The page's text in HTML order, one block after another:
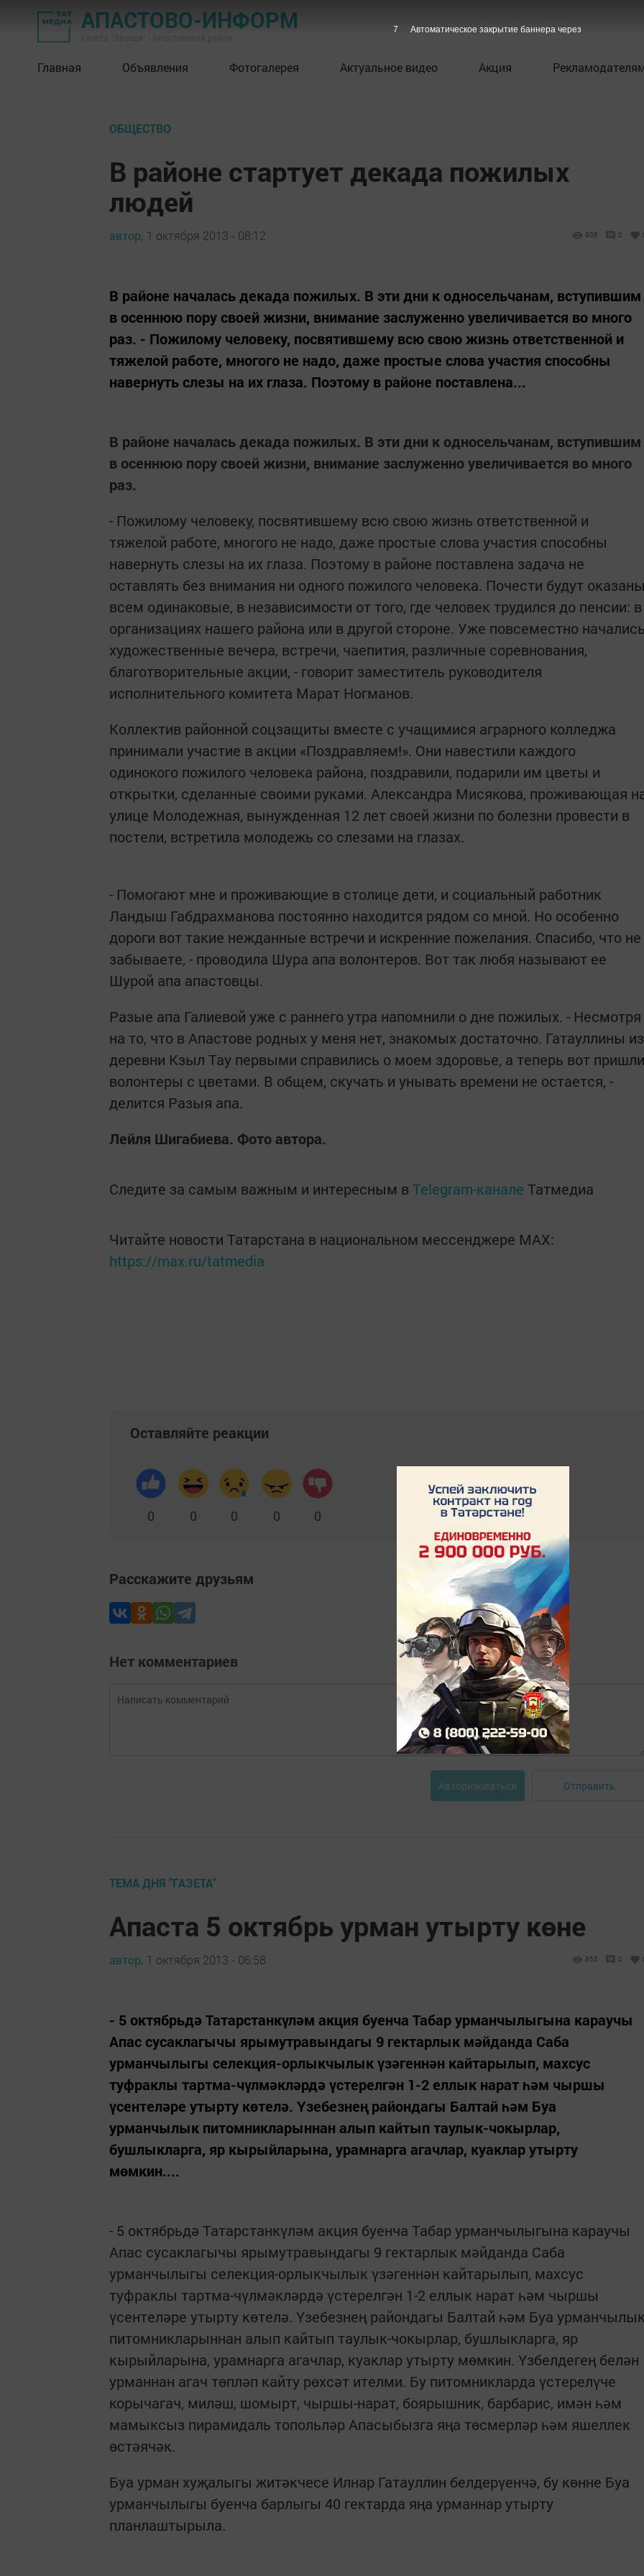
АПАСТОВО-ИНФОРМ
Главная Объявления Фотогалерея Актуальное видео Акция
ОБЩЕСТВО
В районе стартует декада пожилых
людей
автор, 1 октября 2013 - 08:12 806 0
В районе началась декада пожилых. В эти дни к односельчанам, вступившим
в осеннюю пору своей жизни, внимание заслуженно увеличивается во много
раз. - Пожилому человеку, посвятившему всю свою жизнь ответственной и
тяжелой работе, многого не надо, даже простые слова участия способны
навернуть слезы на их глаза. Поэтому в районе поставлена...
В районе началась декада пожилых. В эти дни к односельчанам, вступившим
в осеннюю пору своей жизни, внимание заслуженно увеличивается во много
раз.
- Пожилому человеку, посвятившему всю свою жизнь ответственной и
тяжелой работе, многого не надо, даже простые слова участия способны
навернуть слезы на их глаза. Поэтому в районе поставлена задача не
оставлять без внимания ни одного пожилого человека. Почести будут
всем одинаковые, в независимости от того, где человек трудился до пенсии: в
организациях нашего района или в другой стороне. Уже повсеместно
художественные вечера, встречи, чаепития, различные соревнования,
благотворительные акции, - говорит заместитель руководителя
исполнительного комитета Марат Ногманов.
Коллектив районной соцзащиты вместе с учащимися аграрного колледжа
принимали участие в акции «Поздравляем!». Они навестили каждого
одинокого пожилого человека района, поздравили, подарили им цветы и
открытки, сделанные своими руками. Александра Мисякова, проживающая
улице Молодежная, вынужденная 12 лет своей жизни по болезни провести в
постели, встретила молодежь со слезами на глазах.
- Помогают мне и проживающие в столице дети, и социальный работник
Ландыш Габдрахманова постоянно находится рядом со мной. Но особенно
дороги вот такие нежданные встречи и искренние пожелания. Спасибо, что не
забываете, - проводила Шура апа волонтеров. Вот так любя называют ее
Шурой апа апастовцы.
Разые апа Галиевой уже с раннего утра напомнили о дне пожилых. - Несмотря
на то, что в Апастове родных у меня нет, знакомых достаточно. Гатауллины из
деревни Кзыл Тау первыми справились о моем здоровье, а теперь вот пришли
волонтеры с цветами. В общем, скучать и унывать времени не остается, -
делится Разыя апа.
Лейля Шигабиева. Фото автора.
Следите за самым важным и интересным в Telegram-канале Татмедиа
Читайте новости Татарстана в национальном мессенджере MАХ:
https://max.ru/tatmedia
Оставляйте реакции
0 0 0 0 0
Расскажите друзьям
Нет комментариев
Авторизоваться Отправить
ТЕМА ДНЯ "ГАЗЕТА"
Апаста 5 октябрь урман утырту көне
автор, 1 октября 2013 - 06:58 855 0
- 5 октябрьдә Татарстанкүләм акция буенча Табар урманчылыгына караучы
Апас сусаклагычы ярымутравындагы 9 гектарлык мәйданда Саба
урманчылыгы селекция-орлыкчылык үзәгеннән кайтарылып, махсус
туфраклы тартма-чүлмәкләрдә үстерелгән 1-2 еллык нарат һәм чыршы
үсентеләре утырту көтелә. Үзебезнең райондагы Балтай һәм Буа
урманчылык питомникларыннан алып кайтып таулык-чокырлар,
бушлыкларга, яр кырыйларына, урамнарга агачлар, куаклар утырту
мөмкин....
- 5 октябрьдә Татарстанкүләм акция буенча Табар урманчылыгына караучы
Апас сусаклагычы ярымутравындагы 9 гектарлык мәйданда Саба
урманчылыгы селекция-орлыкчылык үзәгеннән кайтарылып, махсус
туфраклы тартма-чүлмәкләрдә үстерелгән 1-2 еллык нарат һәм чыршы
үсентеләре утырту көтелә. Үзебезнең райондагы Балтай һәм Буа
питомникларыннан алып кайтып таулык-чокырлар, бушлыкларга, яр
кырыйларына, урамнарга агачлар, куаклар утырту мөмкин. Үзбелдегең белән
урманнан агач төпләп кайту рөхсәт ителми. Бу питомникларда үстерелүче
корычагач, миләш, шомырт, чыршы-нарат, боярышник, барбарис, имән һәм
мамыксыз пирамидаль топольләр Апасыбызга яңа төсмерләр һәм яшеллек
өстәячәк.
Буа урман хуҗалыгы житәкчесе Илнар Гатауллин белдерүенчә, бу көнне Буа
урманчылыгы буенча барлыгы 40 гектарда яңа урманнар утырту
планлаштырыла.
6 Автоматическое закрытие баннера через